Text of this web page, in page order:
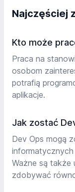
Najczęściej
Kto może
Praca na
osobom
potrafią
aplikacje.
Jak zostać
Dev Ops mogą
Ważne są także
zdobywać